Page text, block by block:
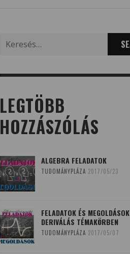
for:
LEGTÖBB
HOZZÁSZÓLÁS
ALGEBRA FELADATOK
TUDOMÁNYPLÁZA 2017/05/23
FELADATOK ÉS MEGOLDÁSOK
DERIVÁLÁS TÉMAKÖRBEN
TUDOMÁNYPLÁZA 2017/05/07